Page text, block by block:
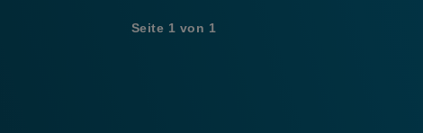
Seite 1 von 1